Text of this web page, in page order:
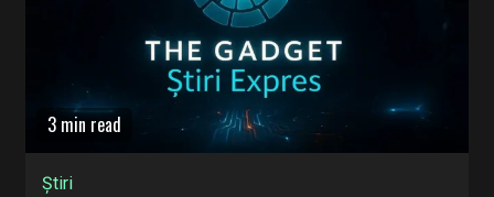
3 min read
Știri